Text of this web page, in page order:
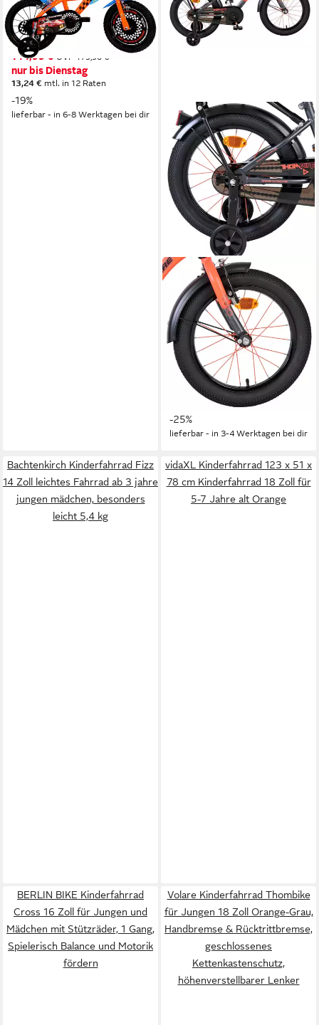
1 Gänge
50 kg Zul. Gesamtgewicht
ohne Schaltung
Schaltung
144,99 € UVP 179,90 €
nur bis Dienstag
13,24 € mtl. in 12 Raten
-19%
lieferbar - in 6-8 Werktagen bei dir
VOLARE
Kinderfahrrad Thombike
Jungs 18 Zoll Blau/Grau -
Stützräder, Rücktritt- &
Handbremse
25,5 cm
Rahmenhöhe
60 kg
Zul. Gesamtgewicht
159,99 €
213,99 €
mtl. in 12 Raten
-25%
lieferbar - in 3-4 Werktagen bei dir
Bachtenkirch Kinderfahrrad Fizz
14 Zoll leichtes Fahrrad ab 3 jahre
jungen mädchen, besonders
leicht 5,4 kg
vidaXL Kinderfahrrad 123 x 51 x
78 cm Kinderfahrrad 18 Zoll für
5-7 Jahre alt Orange
BERLIN BIKE Kinderfahrrad
Cross 16 Zoll für Jungen und
Mädchen mit Stützräder, 1 Gang,
Spielerisch Balance und Motorik
fördern
Volare Kinderfahrrad Thombike
für Jungen 18 Zoll Orange-Grau,
Handbremse & Rücktrittbremse,
geschlossenes
Kettenkastenschutz,
höhenverstellbarer Lenker